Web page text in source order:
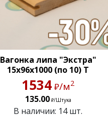
Вагонка липа "Экстра"
15х96х1000 (по 10) Т
1534 ₽/м2
135.00 ₽/Штука
В наличии: 14 шт.